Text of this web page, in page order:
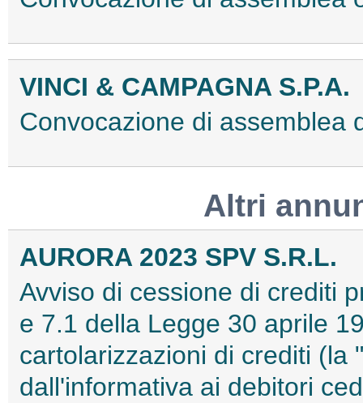
VINCI & CAMPAGNA S.P.A.
Convocazione di assemblea
Altri
AURORA 2023 SPV S.R.L.
Avviso di cessione di crediti
e 7.1 della Legge 30 aprile
cartolarizzazioni di crediti (la
dall'informativa ai debitori